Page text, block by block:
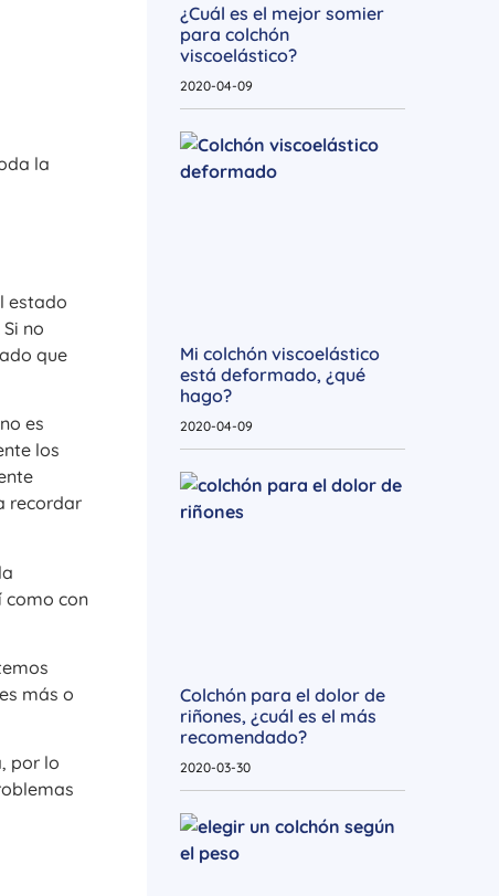
la
estado
no
que
es
los
recordar
como con
más o
por lo
¿Cuál es el mejor somier
para colchón
viscoelástico?
2020-04-09
Mi colchón viscoelástico
está deformado, ¿qué
hago?
2020-04-09
Colchón para el dolor de
riñones, ¿cuál es el más
recomendado?
2020-03-30